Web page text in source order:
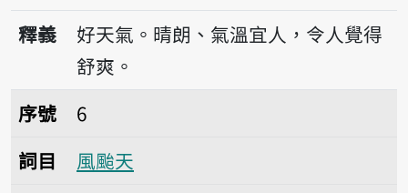
播放音讀hó-thinn
釋義
好天氣。晴朗、氣溫宜人，令人覺得
舒爽。
序號6風颱天
序號
6
詞目
風颱天